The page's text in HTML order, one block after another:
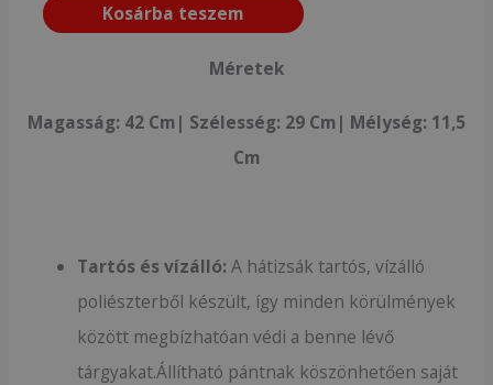
Kosárba teszem
Méretek
Magasság: 42 Cm| Szélesség: 29 Cm| Mélység: 11,5
Cm
Tartós és vízálló: A hátizsák tartós, vízálló
poliészterből készült, így minden körülmények
között megbízhatóan védi a benne lévő
tárgyakat.Állítható pántnak köszönhetően saját